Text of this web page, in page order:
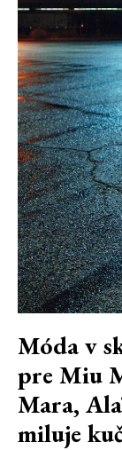
Móda v
pre Miu
Mara,
miluje